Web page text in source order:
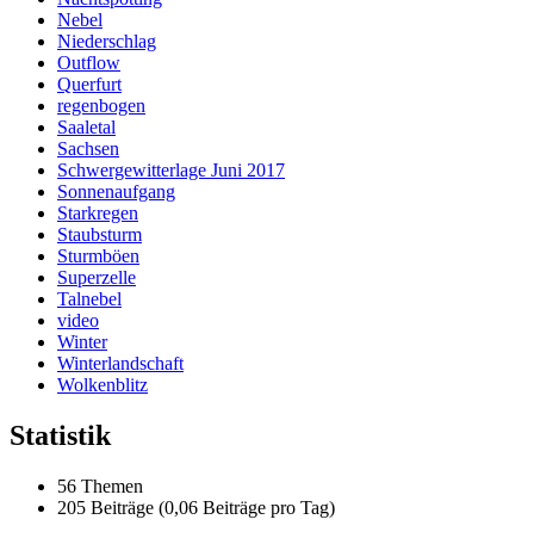
Nebel
Niederschlag
Outflow
Querfurt
regenbogen
Saaletal
Sachsen
Schwergewitterlage Juni 2017
Sonnenaufgang
Starkregen
Staubsturm
Sturmböen
Superzelle
Talnebel
video
Winter
Winterlandschaft
Wolkenblitz
Statistik
56 Themen
205 Beiträge (0,06 Beiträge pro Tag)